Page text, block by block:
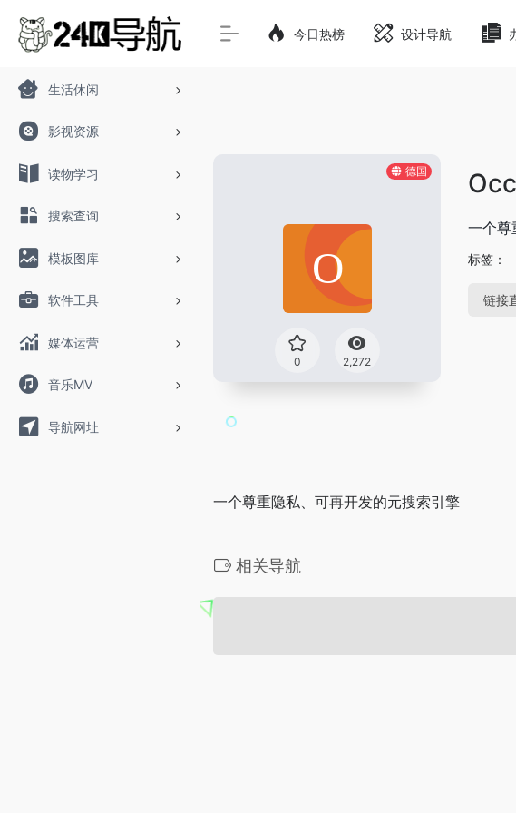
生活休闲
影视资源
读物学习
搜索查询
模板图库
软件工具
媒体运营
音乐MV
导航网址
今日热榜 设计导航
德国
0 2,272
一个尊
标签：
链接
一个尊重隐私、可再开发的元搜索引擎
相关导航